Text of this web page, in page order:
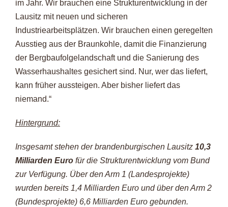
im Jahr. Wir brauchen eine Strukturentwicklung in der
Lausitz mit neuen und sicheren
Industriearbeitsplätzen. Wir brauchen einen geregelten
Ausstieg aus der Braunkohle, damit die Finanzierung
der Bergbaufolgelandschaft und die Sanierung des
Wasserhaushaltes gesichert sind. Nur, wer das liefert,
kann früher aussteigen. Aber bisher liefert das
niemand.“
Hintergrund:
Insgesamt stehen der brandenburgischen Lausitz 10,3
Milliarden Euro für die Strukturentwicklung vom Bund
zur Verfügung. Über den Arm 1 (Landesprojekte)
wurden bereits 1,4 Milliarden Euro und über den Arm 2
(Bundesprojekte) 6,6 Milliarden Euro gebunden.